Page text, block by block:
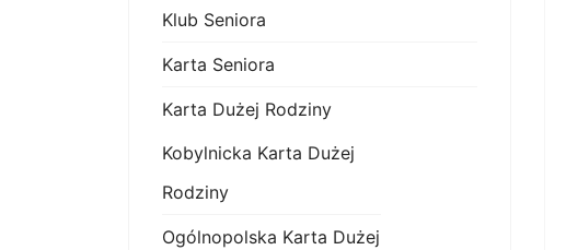
Klub Seniora
Karta Seniora
Karta Dużej Rodziny
Kobylnicka Karta Dużej
Rodziny
Ogólnopolska Karta Dużej